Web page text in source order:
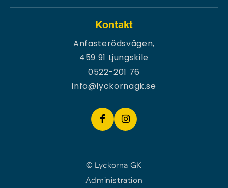
Kontakt
Anfasterödsvägen,
459 91 Ljungskile
0522-201 76
info@lyckornagk.se
© Lyckorna GK
Administration